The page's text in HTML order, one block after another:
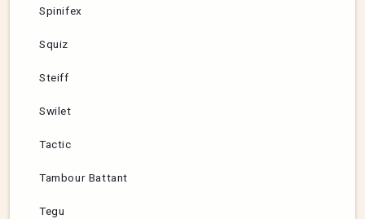
Spinifex
Squiz
Steiff
Swilet
Tactic
Tambour Battant
Tegu